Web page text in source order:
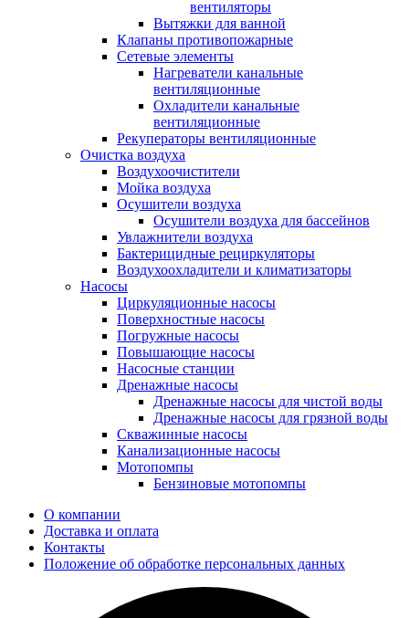
вентиляторы
Вытяжки для ванной
Клапаны противопожарные
Сетевые элементы
Нагреватели канальные
вентиляционные
Охладители канальные
вентиляционные
Рекуператоры вентиляционные
Очистка воздуха
Воздухоочистители
Мойка воздуха
Осушители воздуха
Осушители воздуха для бассейнов
Увлажнители воздуха
Бактерицидные рециркуляторы
Воздухоохладители и климатизаторы
Насосы
Циркуляционные насосы
Поверхностные насосы
Погружные насосы
Повышающие насосы
Насосные станции
Дренажные насосы
Дренажные насосы для чистой воды
Дренажные насосы для грязной воды
Скважинные насосы
Канализационные насосы
Мотопомпы
Бензиновые мотопомпы
О компании
Доставка и оплата
Контакты
Положение об обработке персональных данных